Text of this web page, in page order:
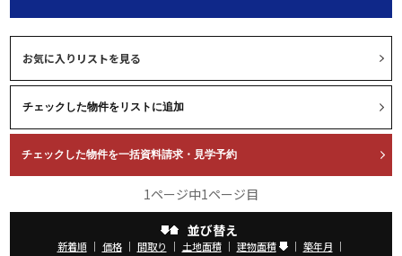
お気に入りリストを見る
1ページ中1ページ目
並び替え
新着順｜ 価格｜ 間取り ｜ 土地面積｜ 建物面積 ｜ 築年月 ｜